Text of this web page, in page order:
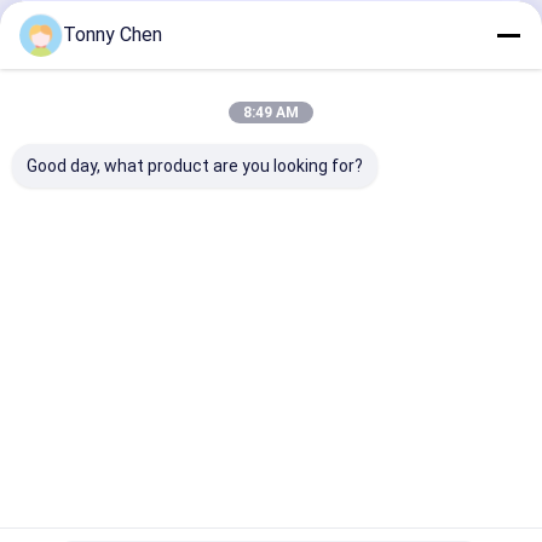
3 डी क्रिस्टल लेजर उत्कीर्णन मशीन
Tonny Chen
8:49 AM
Good day, what product are you looking for?